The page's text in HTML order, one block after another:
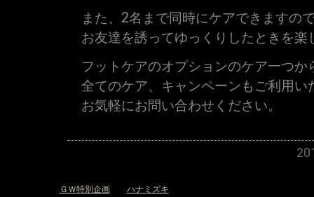
また、2名まで同時にケアできますの
お友達を誘ってゆっくりしたときを楽
フットケアのオプションのケア一つ
全てのケア、キャンペーンもご利用い
お気軽にお問い合わせください。
ＧＷ特別企画 ハナミズキ